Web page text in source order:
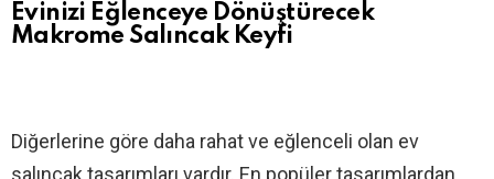
Evinizi Eğlenceye Dönüştürecek
Makrome Salıncak Keyfi
Diğerlerine göre daha rahat ve eğlenceli olan ev
salıncak tasarımları vardır. En popüler tasarımlardan